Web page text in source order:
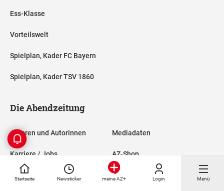
Startseite Newsticker meine AZ+ Login Menü
Ess-Klasse
Vorteilswelt
Spielplan, Kader FC Bayern
Spielplan, Kader TSV 1860
Die Abendzeitung
Autoren und Autorinnen
Karriere / Jobs
Abonnieren
Mediadaten
AZ-Shop
AZ-Magazine